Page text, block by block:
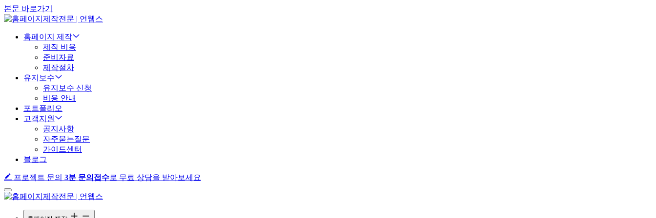
본문 바로가기
홈페이지 제작
제작 비용
준비자료
제작절차
유지보수
유지보수 신청
비용 안내
포트폴리오
고객지원
공지사항
자주묻는질문
가이드센터
블로그
프로젝트 문의 3분 문의접수로 무료 상담을 받아보세요